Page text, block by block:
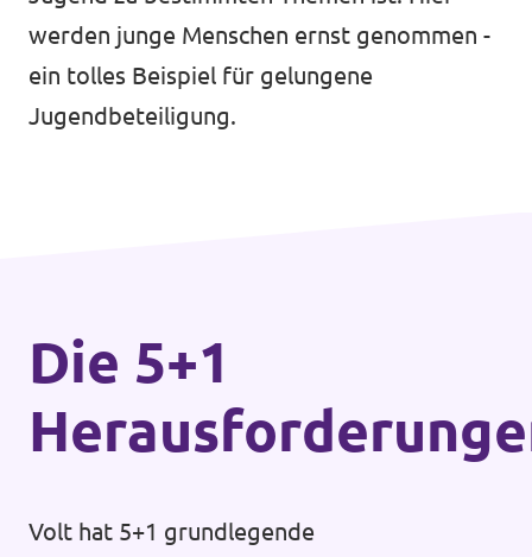
werden junge Menschen ernst genommen -
ein tolles Beispiel für gelungene
Jugendbeteiligung.
Die 5+1
Volt hat 5+1 grundlegende